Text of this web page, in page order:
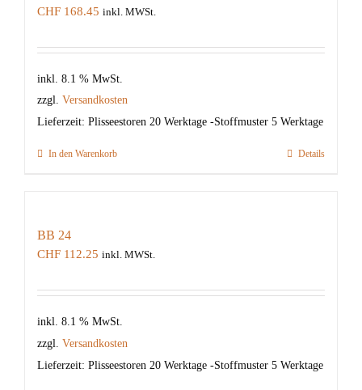
CHF 168.45 inkl. MWSt.
inkl. 8.1 % MwSt.
zzgl. Versandkosten
Lieferzeit: Plisseestoren 20 Werktage -Stoffmuster 5 Werktage
In den Warenkorb Details
BB 24
CHF 112.25 inkl. MWSt.
inkl. 8.1 % MwSt.
zzgl. Versandkosten
Lieferzeit: Plisseestoren 20 Werktage -Stoffmuster 5 Werktage